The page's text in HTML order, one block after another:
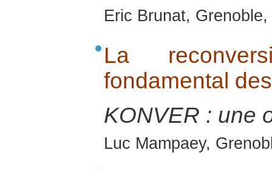
Eric Brunat,
La
fondamental
KONVER : une
Luc Mampaey,